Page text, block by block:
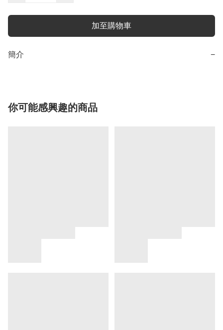
加至購物車
簡介 −
你可能感興趣的商品